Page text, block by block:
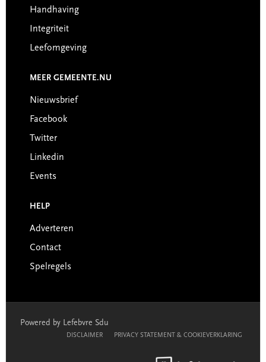
Handhaving
Integriteit
Leefomgeving
MEER GEMEENTE.NU
Nieuwsbrief
Facebook
Twitter
Linkedin
Events
HELP
Adverteren
Contact
Spelregels
Powered by Lefebvre Sdu
DISCLAIMER PRIVACY STATEMENT & COOKIEVERKLARING